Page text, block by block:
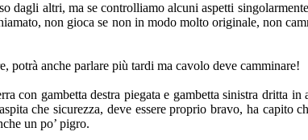
dagli altri, ma se controlliamo alcuni aspetti
non gioca se non in modo molto originale, non
potrà anche parlare più tardi ma cavolo deve camminare!
con gambetta destra piegata e gambetta sinistra dritta
che sicurezza, deve essere proprio bravo, ha capito
un po’ pigro.